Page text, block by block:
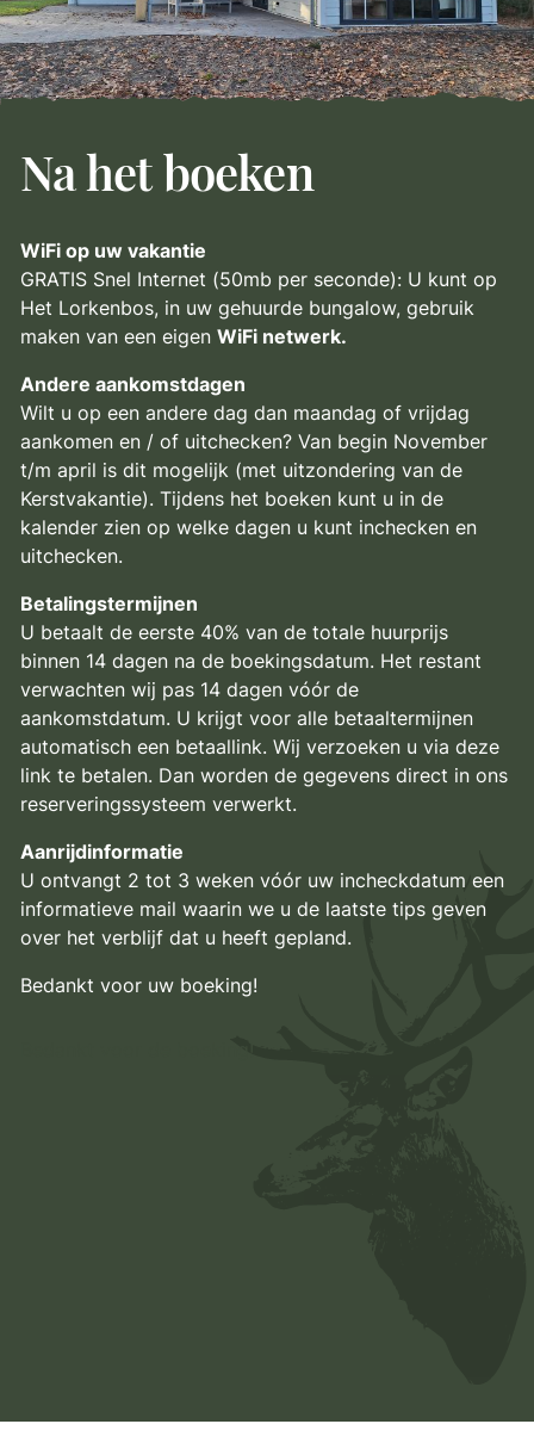
Na het boeken
WiFi op uw vakantie
GRATIS Snel Internet (50mb per seconde): U kunt op
Het Lorkenbos, in uw gehuurde bungalow, gebruik
maken van een eigenWiFi netwerk.
Andere aankomstdagen
Wilt u op een andere dag dan maandag of vrijdag
aankomen en / of uitchecken? Van begin November
t/m april is dit mogelijk (met uitzondering van de
Kerstvakantie). Tijdens het boeken kunt u in de
kalender zien op welke dagen u kunt inchecken en
uitchecken.
Betalingstermijnen
U betaalt de eerste 40% van de totale huurprijs
binnen 14 dagen na de boekingsdatum. Het restant
verwachten wij pas 14 dagen vóór de
aankomstdatum. U krijgt voor alle betaaltermijnen
automatisch een betaallink. Wij verzoeken u via deze
link te betalen. Dan worden de gegevens direct in ons
reserveringssysteem verwerkt.
Aanrijdinformatie
U ontvangt 2 tot 3 weken vóór uw incheckdatum een
informatieve mail waarin we u de laatste tips geven
over het verblijf dat u heeft gepland.
Bedankt voor uw boeking!